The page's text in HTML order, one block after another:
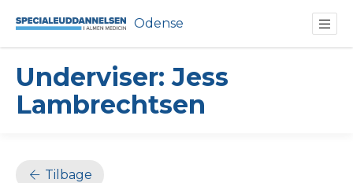
Odense
Underviser: Jess
Lambrechtsen
Tilbage